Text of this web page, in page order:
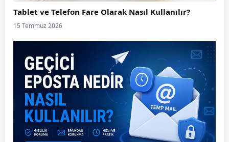
Tablet ve Telefon Fare Olarak Nasıl Kullanılır?
15 Temmuz 2026